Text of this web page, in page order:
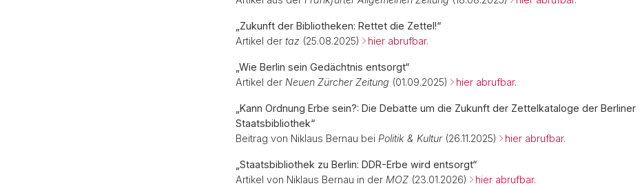
„Zukunft der Bibliotheken: Rettet die Zettel!“
Artikel der taz (25.08.2025) hier abrufbar.
„Wie Berlin sein Gedächtnis entsorgt“
Artikel der Neuen Zürcher Zeitung (01.09.2025) hier abrufbar.
„Kann Ordnung Erbe sein?: Die Debatte um die Zukunft der Zettelkataloge der Berliner
Staatsbibliothek“
Beitrag von Niklaus Bernau bei Politik & Kultur(26.11.2025) hier abrufbar.
„Staatsbibliothek zu Berlin: DDR-Erbe wird entsorgt“
Artikel von Niklaus Bernau in der MOZ (23.01.2026) hier abrufbar.